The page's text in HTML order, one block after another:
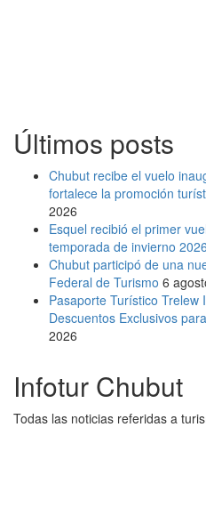
Últimos posts
Chubut recibe el vuelo
fortalece la promoción
2026
Esquel recibió el primer
temporada de invierno 2026
Chubut participó de una
Federal de Turismo 6
Pasaporte Turístico Trelew
Descuentos Exclusivos
2026
Infotur Chubut
Todas las noticias referidas a